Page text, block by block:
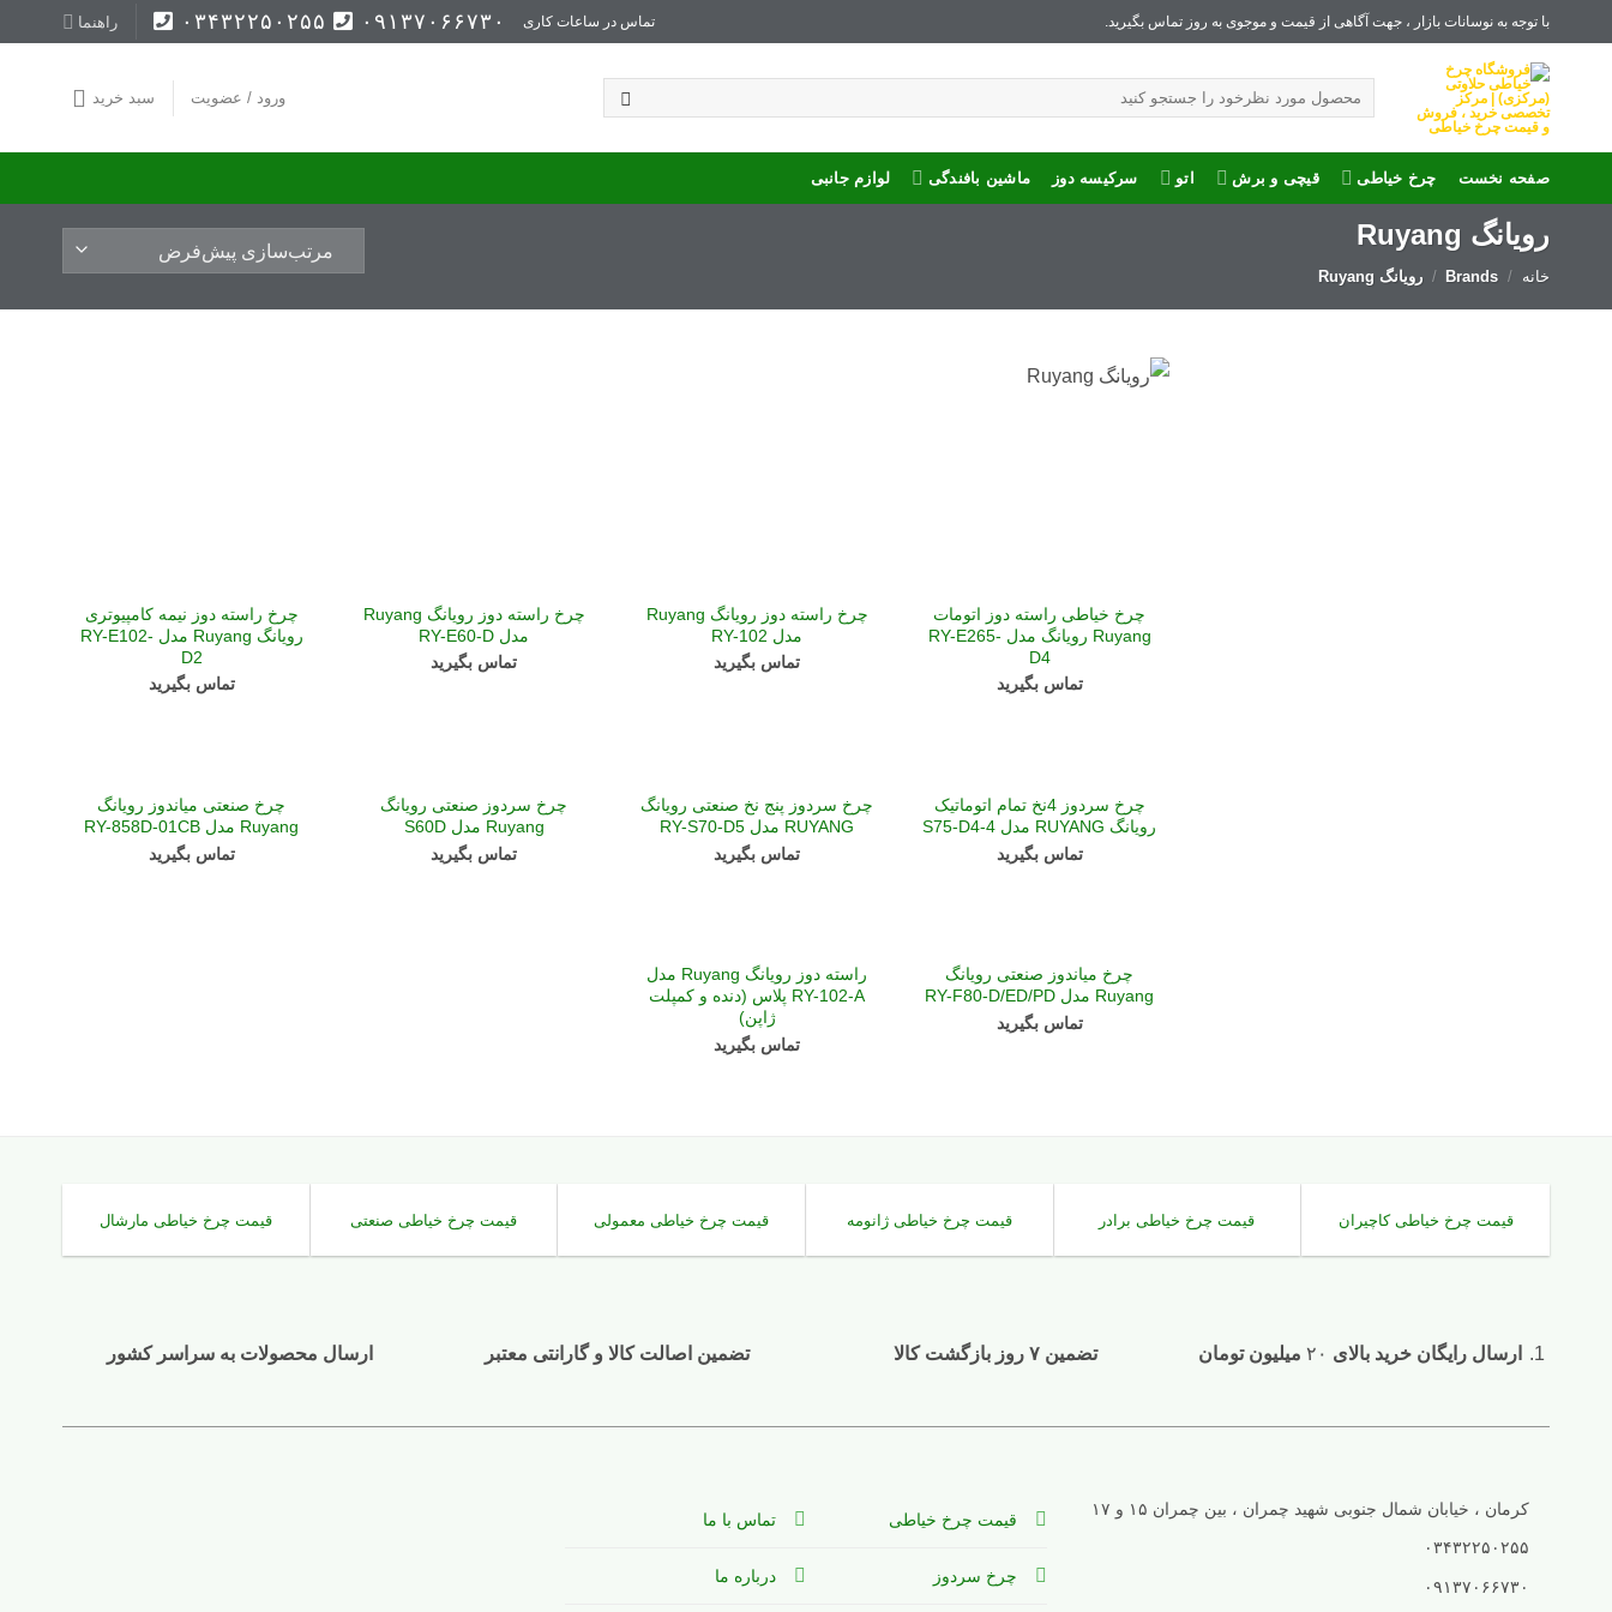
با توجه به نوسانات بازار ، جهت آگاهی از قیمت و موجوی به روز تماس بگیرید. تماس در ساعات کاری ۰۹۱۳۷۰۶۶۷۳۰ ۰۳۴۳۲۲۵۰۲۵۵ راهنما
برای:
ورود / عضویت سبد خرید
صفحه نخست چرخ خیاطی قیچی و برش اتو سرکیسه دوز ماشین بافندگی لوازم جانبی
رویانگ Ruyang
خانه /
/ رویانگ Ruyang
چرخ خیاطی راسته دوز اتومات
Ruyang رویانگ مدل RY-E265-
D4
تماس بگیرید
چرخ راسته دوز رویانگ Ruyang
مدل RY-102
تماس بگیرید
چرخ راسته دوز رویانگ Ruyang
مدل RY-E60-D
تماس بگیرید
چرخ راسته دوز نیمه کامپیوتری
رویانگ Ruyang مدل RY-E102-
D2
تماس بگیرید
چرخ سردوز 4نخ تمام اتوماتیک
رویانگ RUYANG مدل S75-D4-4
تماس بگیرید
چرخ سردوز پنج نخ صنعتی رویانگ
RUYANG مدل RY-S70-D5
تماس بگیرید
چرخ سردوز صنعتی رویانگ
Ruyang مدل S60D
تماس بگیرید
چرخ صنعتی میاندوز رویانگ
Ruyang مدل RY-858D-01CB
تماس بگیرید
چرخ میاندوز صنعتی رویانگ
Ruyang مدل RY-F80-D/ED/PD
تماس بگیرید
راسته دوز رویانگ Ruyang مدل
RY-102-A پلاس (دنده و کمپلت
ژاپن)
تماس بگیرید
قیمت چرخ خیاطی کاچیران قیمت چرخ خیاطی برادر قیمت چرخ خیاطی ژانومه قیمت چرخ خیاطی معمولی قیمت چرخ خیاطی صنعتی قیمت چرخ خیاطی مارشال
ارسال رایگان خرید بالای میلیون تومان تضمین ۷ روز بازگشت کالا تضمین اصالت کالا و گارانتی معتبر ارسال محصولات به سراسر کشور
کرمان ، خیابان شمال جنوبی شهید چمران ، بین چمران ۱۵ و ۱۷
۰۳۴۳۲۲۵۰۲۵۵
۰۹۱۳۷۰۶۶۷۳۰
قیمت چرخ خیاطی
چرخ سردوز
تماس با ما
درباره ما